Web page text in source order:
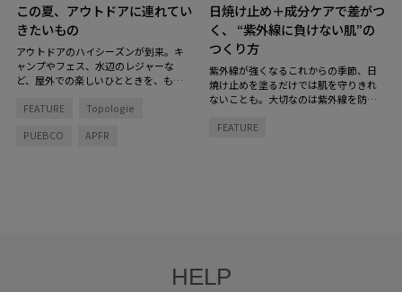
この夏、アウトドアに連れてい
きたいもの
アウトドアのハイシーズンが到来。キ
ャンプやフェス、水辺のレジャーな
ど、屋外での楽しいひとときを、もっ
えました。 とっておきのアイテムを持
を！
FEATURE Topologie
PUEBCO APFR
日焼け止め＋成分ケアで差がつ
く、 “紫外線に負けない肌”の
つくり方
紫外線が強くなるこれからの季節、日
焼け止めを塗るだけでは肌を守りきれ
ないことも。大切なのは紫外線を防ぐ
ョンを整えること。
FEATURE
HELP